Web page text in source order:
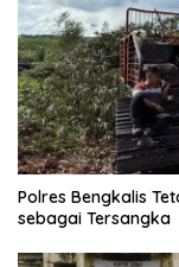
Polres Bengkalis
sebagai Tersangka